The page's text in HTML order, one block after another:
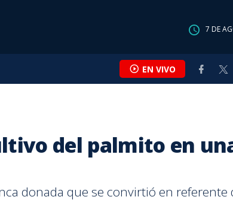
7 DE
EN VIVO
del palmito en
donada que se convirtió en